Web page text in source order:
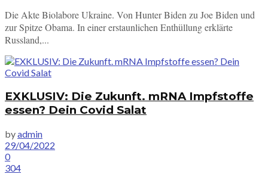
Die Akte Biolabore Ukraine. Von Hunter Biden zu Joe Biden und
zur Spitze Obama. In einer erstaunlichen Enthüllung erklärte
Russland,...
EXKLUSIV: Die Zukunft. mRNA Impfstoffe
essen? Dein Covid Salat
byadmin
29/04/2022
0
304